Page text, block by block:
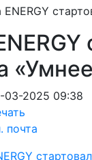
ENERGY
03-2025 09:38
почта